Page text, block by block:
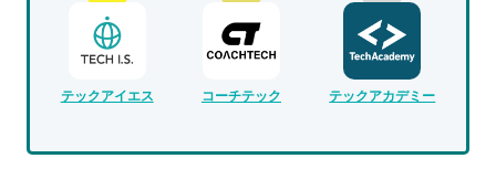
テックアイエス コーチテック テックアカデミー